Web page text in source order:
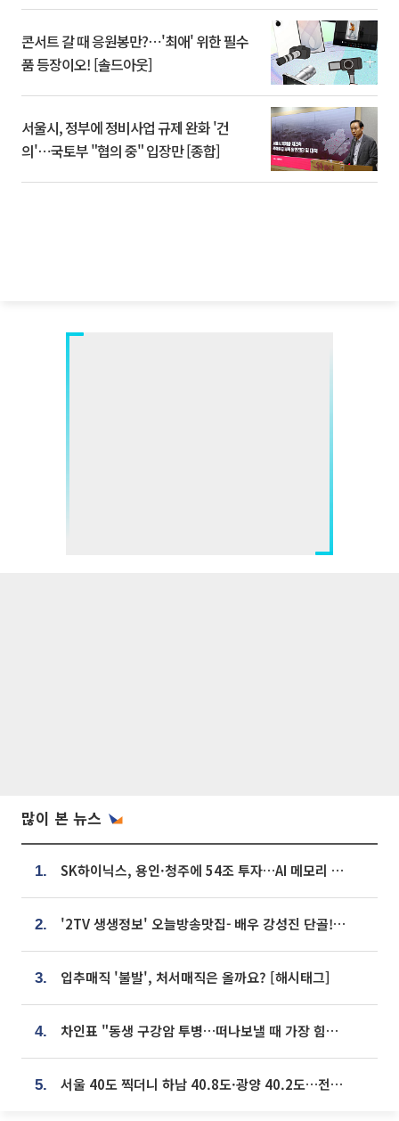
콘서트 갈 때 응원봉만?⋯'최애' 위한 필수
품 등장이오! [솔드아웃]
서울시, 정부에 정비사업 규제 완화 '건
의'⋯국토부 "협의 중" 입장만 [종합]
많이 본 뉴스
1. SK하이닉스, 용인·청주에 54조 투자…AI 메모리 생산기지 키운다
2. '2TV 생생정보' 오늘방송맛집- 배우 강성진 단골! 쌀국수ㆍ푸팟퐁 커리 맛집 '블○○○'
3. 입추매직 '불발', 처서매직은 올까요? [해시태그]
4. 차인표 "동생 구강암 투병…떠나보낼 때 가장 힘들었다”
5. 서울 40도 찍더니 하남 40.8도·광양 40.2도…전국 '펄펄'